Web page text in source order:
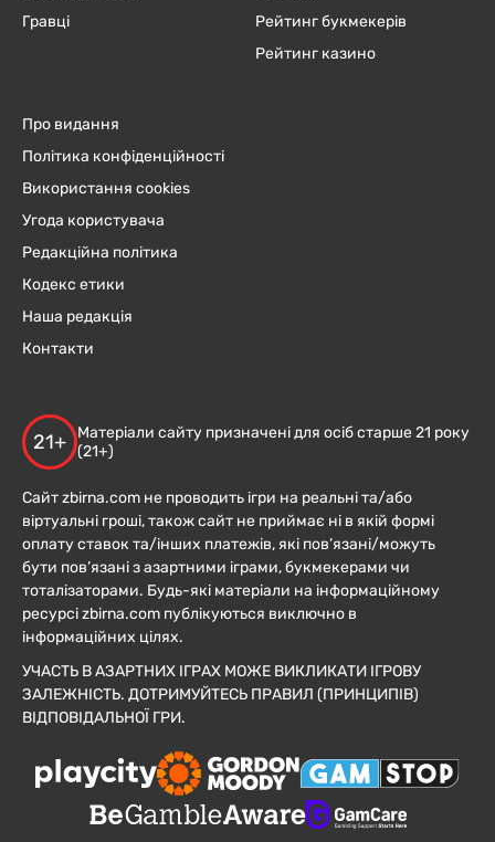
Гравці
Рейтинг букмекерів
Рейтинг казино
Про видання
Політика конфіденційності
Використання cookies
Угода користувача
Редакційна політика
Кодекс етики
Наша редакція
Контакти
21+
Матеріали сайту призначені для осіб старше 21 року
(21+)
Сайт zbirna.com не проводить ігри на реальні та/або
віртуальні гроші, також сайт не приймає ні в якій формі
оплату ставок та/інших платежів, які пов’язані/можуть
бути пов’язані з азартними іграми, букмекерами чи
тоталізаторами. Будь-які матеріали на інформаційному
ресурсі zbirna.com публікуються виключно в
інформаційних цілях.
УЧАСТЬ В АЗАРТНИХ ІГРАХ МОЖЕ ВИКЛИКАТИ ІГРОВУ
ЗАЛЕЖНІСТЬ. ДОТРИМУЙТЕСЬ ПРАВИЛ (ПРИНЦИПІВ)
ВІДПОВІДАЛЬНОЇ ГРИ.